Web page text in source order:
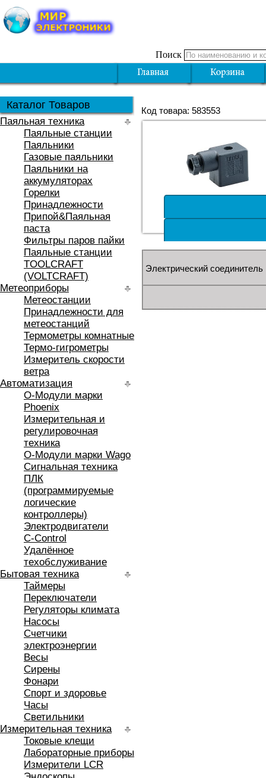
Поиск
Каталог Товаров
Паяльная техника
Паяльные станции
Паяльники
Газовые паяльники
Паяльники на
аккумуляторах
Горелки
Принадлежности
Припой&Паяльная
паста
Фильтры паров пайки
Паяльные станции
TOOLCRAFT
(VOLTCRAFT)
Метеоприборы
Метеостанции
Принадлежности для
метеостанций
Термометры комнатные
Термо-гигрометры
Измеритель скорости
ветра
Автоматизация
O-Модули марки
Phoenix
Измерительная и
регулировочная
техника
O-Модули марки Wago
Сигнальная техника
ПЛК
(программируемые
логические
контроллеры)
Электродвигатели
C-Control
Удалённое
техобслуживание
Бытовая техника
Таймеры
Переключатели
Регуляторы климата
Насосы
Счетчики
электроэнергии
Весы
Сирены
Фонари
Спорт и здоровье
Часы
Светильники
Измерительная техника
Токовые клещи
Лабораторные приборы
Измерители LCR
Код товара: 583553
Электрический